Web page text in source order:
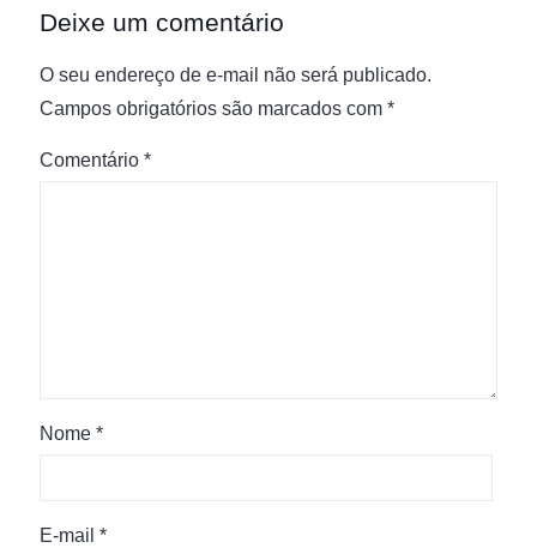
Deixe um comentário
O seu endereço de e-mail não será publicado.
Campos obrigatórios são marcados com *
Comentário *
Nome *
E-mail *